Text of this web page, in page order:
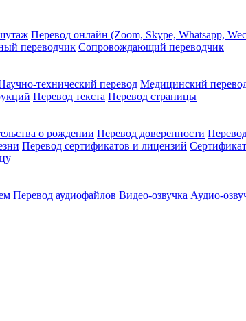
Перевод онлайн (Zoom, Skype, Whatsapp,
переводчик Сопровождающий переводчик
технический перевод Медицинский
Перевод текста Перевод страницы
о рождении Перевод доверенности
Перевод сертификатов и лицензий
Перевод аудиофайлов Видео-озвучка Аудио-